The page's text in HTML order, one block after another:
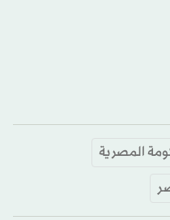
المصرية